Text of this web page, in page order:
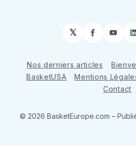
𝕏 Facebook
Nos derniers articles
BasketUSA
Mentions
Contact
© 2026 BasketEurope.com –